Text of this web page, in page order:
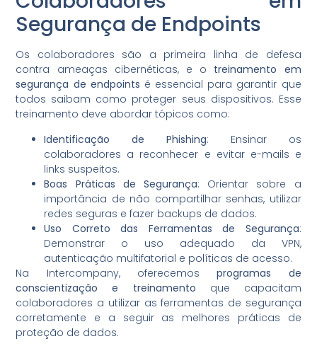
Segurança de Endpoints
Os colaboradores são a primeira linha de defesa
contra ameaças cibernéticas, e o treinamento em
segurança de endpoints é essencial para garantir que
todos saibam como proteger seus dispositivos. Esse
treinamento deve abordar tópicos como:
Identificação de Phishing: Ensinar os
colaboradores a reconhecer e evitar e-mails e
links suspeitos.
Boas Práticas de Segurança: Orientar sobre a
importância de não compartilhar senhas, utilizar
redes seguras e fazer backups de dados.
Uso Correto das Ferramentas de Segurança:
Demonstrar o uso adequado da VPN,
autenticação multifatorial e políticas de acesso.
Na Intercompany, oferecemosprogramas de
conscientização e treinamento que capacitam
colaboradores a utilizar as ferramentas de segurança
corretamente e a seguir as melhores práticas de
proteção de dados.